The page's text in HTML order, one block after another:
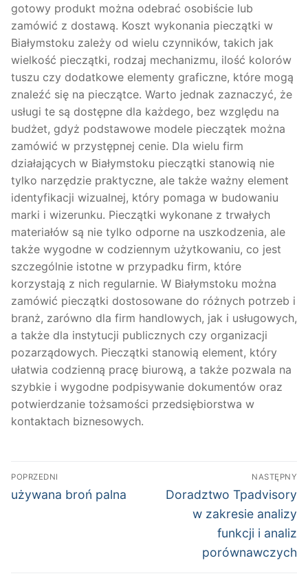
gotowy produkt można odebrać osobiście lub
zamówić z dostawą. Koszt wykonania pieczątki w
Białymstoku zależy od wielu czynników, takich jak
wielkość pieczątki, rodzaj mechanizmu, ilość kolorów
tuszu czy dodatkowe elementy graficzne, które mogą
znaleźć się na pieczątce. Warto jednak zaznaczyć, że
usługi te są dostępne dla każdego, bez względu na
budżet, gdyż podstawowe modele pieczątek można
zamówić w przystępnej cenie. Dla wielu firm
działających w Białymstoku pieczątki stanowią nie
tylko narzędzie praktyczne, ale także ważny element
identyfikacji wizualnej, który pomaga w budowaniu
marki i wizerunku. Pieczątki wykonane z trwałych
materiałów są nie tylko odporne na uszkodzenia, ale
także wygodne w codziennym użytkowaniu, co jest
szczególnie istotne w przypadku firm, które
korzystają z nich regularnie. W Białymstoku można
zamówić pieczątki dostosowane do różnych potrzeb i
branż, zarówno dla firm handlowych, jak i usługowych,
a także dla instytucji publicznych czy organizacji
pozarządowych. Pieczątki stanowią element, który
ułatwia codzienną pracę biurową, a także pozwala na
szybkie i wygodne podpisywanie dokumentów oraz
potwierdzanie tożsamości przedsiębiorstwa w
kontaktach biznesowych.
Nawigacja
wpisu
POPRZEDNI
Poprzedni
używana broń palna
NASTĘPNY
Następny
Doradztwo Tpadvisory
w zakresie analizy
funkcji i analiz
porównawczych